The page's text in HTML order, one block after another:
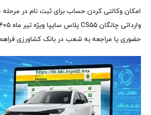
امکان وکالتی کردن حساب برای ثبت نام در
حضوری یا مراجعه به شعب در بانک کشاورزی